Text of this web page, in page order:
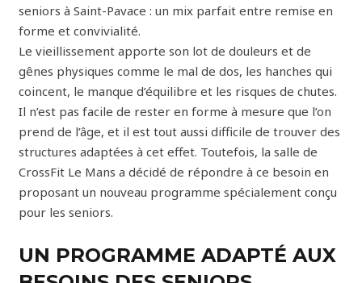
seniors à Saint-Pavace : un mix parfait entre remise en
forme et convivialité.
Le vieillissement apporte son lot de douleurs et de
gênes physiques comme le mal de dos, les hanches qui
coincent, le manque d’équilibre et les risques de chutes.
Il n’est pas facile de rester en forme à mesure que l’on
prend de l’âge, et il est tout aussi difficile de trouver des
structures adaptées à cet effet. Toutefois, la salle de
CrossFit Le Mans a décidé de répondre à ce besoin en
proposant un nouveau programme spécialement conçu
pour les seniors.
UN PROGRAMME ADAPTÉ AUX